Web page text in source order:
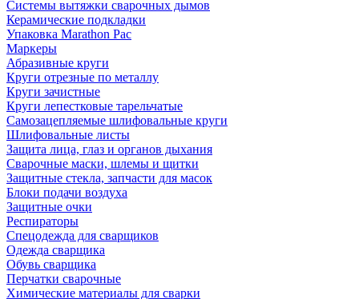
Системы вытяжки сварочных дымов
Керамические подкладки
Упаковка Marathon Pac
Маркеры
Абразивные круги
Круги отрезные по металлу
Круги зачистные
Круги лепестковые тарельчатые
Самозацепляемые шлифовальные круги
Шлифовальные листы
Защита лица, глаз и органов дыхания
Сварочные маски, шлемы и щитки
Защитные стекла, запчасти для масок
Блоки подачи воздуха
Защитные очки
Респираторы
Спецодежда для сварщиков
Одежда сварщика
Обувь сварщика
Перчатки сварочные
Химические материалы для сварки